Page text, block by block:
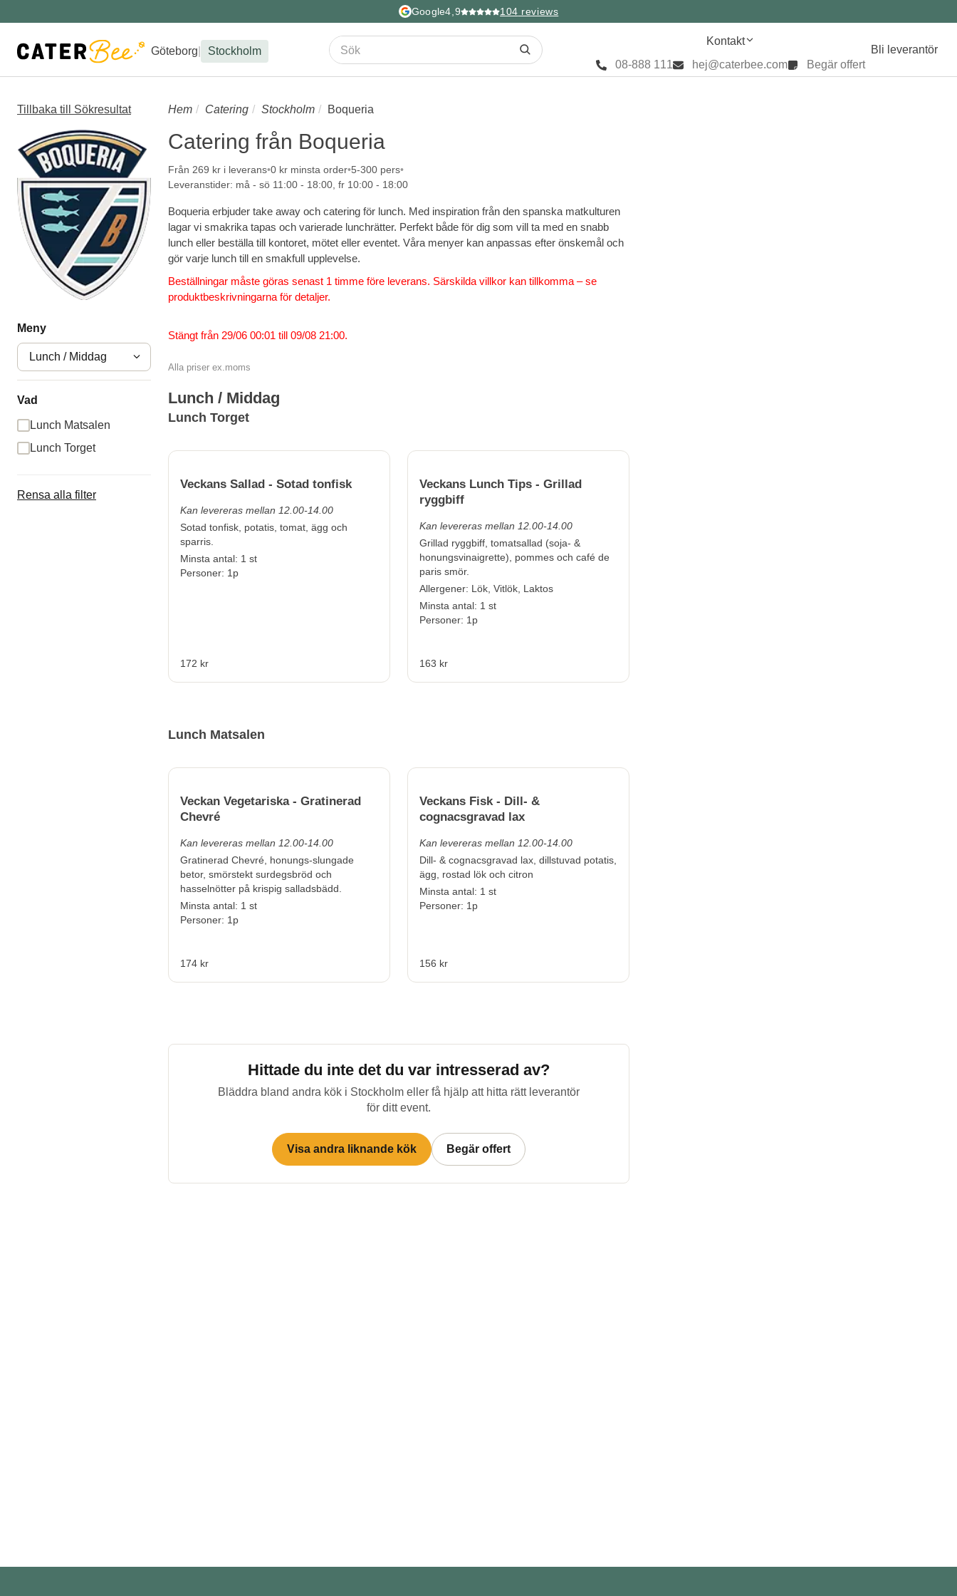
Google4,9 104 reviews
Göteborg Stockholm
Kontakt
08-888 111
hej@caterbee.com Begär offert
Bli leverantör
Tillbaka till Sökresultat
Meny
Lunch / Middag
Vad
Lunch Matsalen
Lunch Torget
Rensa alla filter
Hem Catering Stockholm Boqueria
Catering från Boqueria
Från 269 kr i leverans 0 kr minsta order 5-300 pers
Leveranstider: må - sö 11:00 - 18:00, fr 10:00 - 18:00
Boqueria erbjuder take away och catering för lunch. Med inspiration från den spanska matkulturen
lagar vi smakrika tapas och varierade lunchrätter. Perfekt både för dig som vill ta med en snabb
lunch eller beställa till kontoret, mötet eller eventet. Våra menyer kan anpassas efter önskemål och
gör varje lunch till en smakfull upplevelse.
Beställningar måste göras senast 1 timme före leverans. Särskilda villkor kan tillkomma – se
produktbeskrivningarna för detaljer.
Stängt från 29/06 00:01 till 09/08 21:00.
Alla priser ex.moms
Lunch / Middag
Lunch Torget
Veckans Sallad - Sotad tonfisk
Kan levereras mellan 12.00-14.00
Sotad tonfisk, potatis, tomat, ägg och
sparris.
Minsta antal: 1 st
Personer: 1p
172 kr
Veckans Lunch Tips - Grillad
ryggbiff
Kan levereras mellan 12.00-14.00
Grillad ryggbiff, tomatsallad (soja- &
honungsvinaigrette), pommes och café de
paris smör.
Allergener: Lök, Vitlök, Laktos
Minsta antal: 1 st
Personer: 1p
163 kr
Lunch Matsalen
Veckan Vegetariska - Gratinerad
Chevré
Kan levereras mellan 12.00-14.00
Gratinerad Chevré, honungs-slungade
betor, smörstekt surdegsbröd och
hasselnötter på krispig salladsbädd.
Minsta antal: 1 st
Personer: 1p
174 kr
Veckans Fisk - Dill- &
cognacsgravad lax
Kan levereras mellan 12.00-14.00
Dill- & cognacsgravad lax, dillstuvad potatis,
ägg, rostad lök och citron
Minsta antal: 1 st
Personer: 1p
156 kr
Hittade du inte det du var intresserad av?
Bläddra bland andra kök i Stockholm eller få hjälp att hitta rätt leverantör
för ditt event.
Visa andra liknande kök Begär offert